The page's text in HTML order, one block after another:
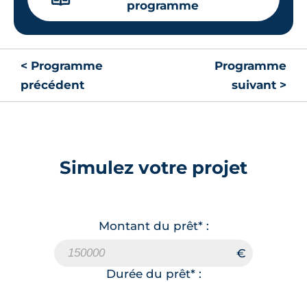
🗞 📞
41.25 m²
èmeétage
Lot 205
41.03 m²
èmeétage
programme
< Programme
précédent
Programme
suivant >
Simulez votre projet
Montant du prêt* :
Durée du prêt* :